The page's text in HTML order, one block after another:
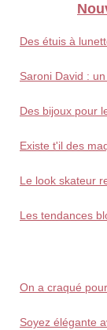
Des étuis à
Saroni David :
Des bijoux pour
Existe t'il des
Le look skateur
Les tendances
On a craqué
Soyez élégante